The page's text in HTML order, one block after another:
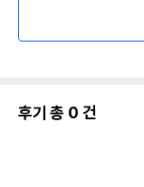
후기 총 0 건